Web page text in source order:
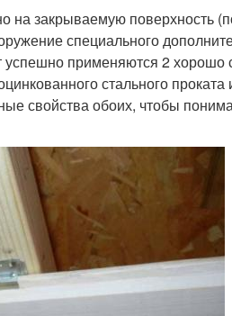
на закрываемую поверхность
специального
применяются 2 хорошо
стального проката
свойства обоих, чтобы